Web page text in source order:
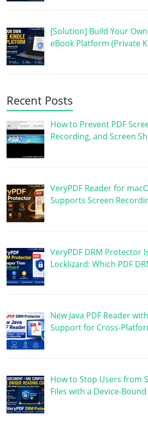
[Solution] Build Your
eBook Platform (Private
Recent Posts
How to Prevent PDF
Recording, and Screen
VeryPDF Reader for
Supports Screen
VeryPDF DRM Protector
Locklizard: Which PDF
New Java PDF Reader
Support for Cross-
How to Stop Users from
Files with a Device-